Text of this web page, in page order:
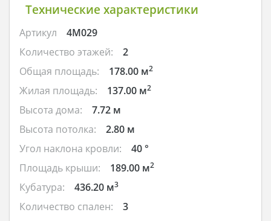
Технические характеристики
Артикул
4M029
Количество этажей:
2
Общая площадь:
178.00 м2
Жилая площадь: 137.00 м2
Высота дома:
7.72 м
Высота потолка:
2.80 м
Угол наклона кровли:
40 °
Площадь крыши:
189.00 м2
Кубатура: 436.20 м3
Количество спален:
3